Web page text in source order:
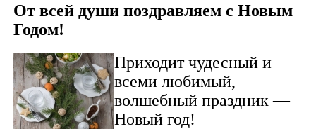
От всей души поздравляем с Новым
Годом!
Приходит чудесный и
всеми любимый,
волшебный праздник —
Новый год!